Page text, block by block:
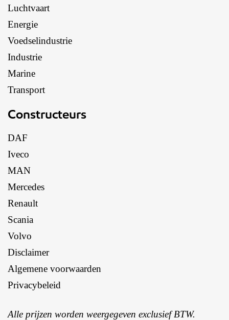
Luchtvaart
Energie
Voedselindustrie
Industrie
Marine
Transport
Constructeurs
DAF
Iveco
MAN
Mercedes
Renault
Scania
Volvo
Disclaimer
Algemene voorwaarden
Privacybeleid
Alle prijzen worden weergegeven exclusief BTW.